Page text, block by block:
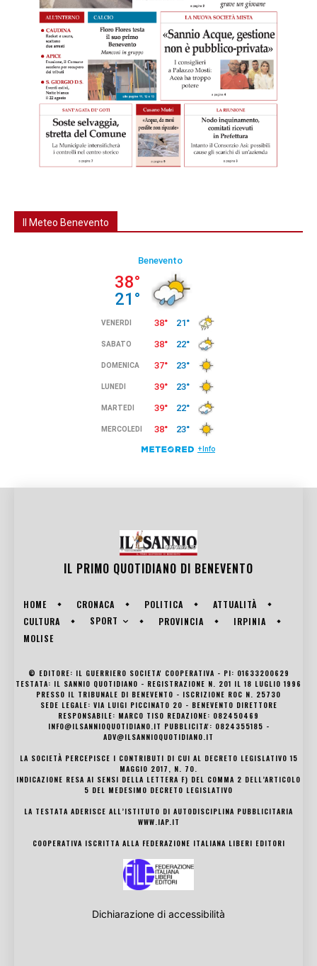
Il Meteo Benevento
IL PRIMO QUOTIDIANO DI BENEVENTO
HOME CRONACA POLITICA
ATTUALITÀ
CULTURA
SPORT PROVINCIA
IRPINIA
MOLISE
© EDITORE: IL GUERRIERO SOCIETA' COOPERATIVA - PI: 01633200629
TESTATA: IL SANNIO QUOTIDIANO - REGISTRAZIONE N. 201 IL 18 LUGLIO 1996
PRESSO IL TRIBUNALE DI BENEVENTO - ISCRIZIONE ROC N. 25730
SEDE LEGALE: VIA LUIGI PICCINATO 20 - BENEVENTO DIRETTORE
RESPONSABILE: MARCO TISO REDAZIONE: 082450469
INFO@ILSANNIOQUOTIDIANO.IT PUBBLICITA': 0824355185 -
ADV@ILSANNIOQUOTIDIANO.IT
LA SOCIETÀ PERCEPISCE I CONTRIBUTI DI CUI AL DECRETO LEGISLATIVO 15
MAGGIO 2017, N. 70.
INDICAZIONE RESA AI SENSI DELLA LETTERA F) DEL COMMA 2 DELL’ARTICOLO
5 DEL MEDESIMO DECRETO LEGISLATIVO
LA TESTATA ADERISCE ALL’ISTITUTO DI AUTODISCIPLINA PUBBLICITARIA
WWW.IAP.IT
COOPERATIVA ISCRITTA ALLA FEDERAZIONE ITALIANA LIBERI EDITORI
Dichiarazione di accessibilità